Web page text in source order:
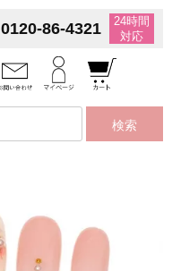
0120-86-4321
24時間
対応
検索